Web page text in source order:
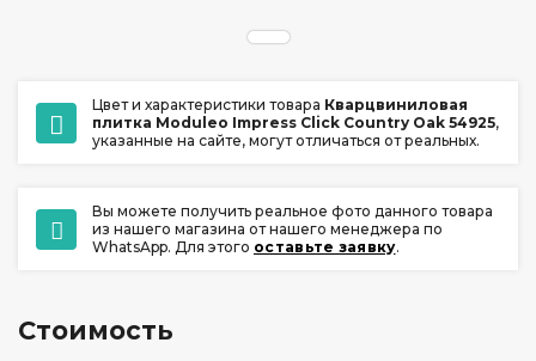
ежедневно с 10:00 до 20:00
Цвет и характеристики товара Кварцвиниловая
плитка Moduleo Impress Click Country Oak 54925,
указанные на сайте, могут отличаться от реальных.
Вы можете получить реальное фото данного товара
из нашего магазина от нашего менеджера по
WhatsApp. Для этого оставьте заявку.
Стоимость